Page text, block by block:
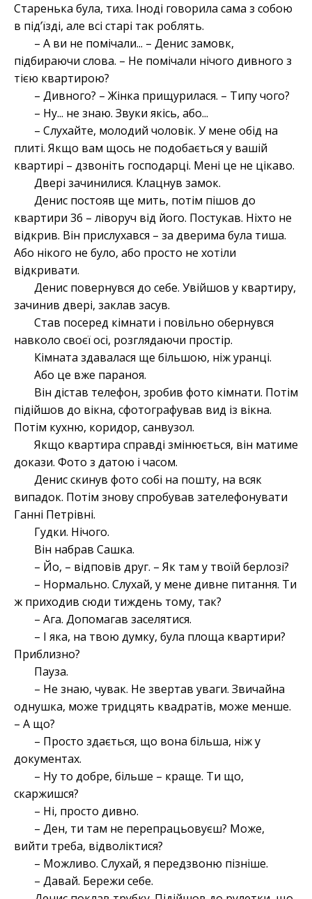
Старенька була, тиха. Іноді говорила сама з собою
в під’їзді, але всі старі так роблять.
– А ви не помічали... – Денис замовк,
підбираючи слова. – Не помічали нічого дивного з
тією квартирою?
– Дивного? – Жінка прищурилася. – Типу чого?
– Ну... не знаю. Звуки якісь, або...
– Слухайте, молодий чоловік. У мене обід на
плиті. Якщо вам щось не подобається у вашій
квартирі – дзвоніть господарці. Мені це не цікаво.
Двері зачинилися. Клацнув замок.
Денис постояв ще мить, потім пішов до
квартири 36 – ліворуч від його. Постукав. Ніхто не
відкрив. Він прислухався – за дверима була тиша.
Або нікого не було, або просто не хотіли
відкривати.
Денис повернувся до себе. Увійшов у квартиру,
зачинив двері, заклав засув.
Став посеред кімнати і повільно обернувся
навколо своєї осі, розглядаючи простір.
Кімната здавалася ще більшою, ніж уранці.
Або це вже параноя.
Він дістав телефон, зробив фото кімнати. Потім
підійшов до вікна, сфотографував вид із вікна.
Потім кухню, коридор, санвузол.
Якщо квартира справді змінюється, він матиме
докази. Фото з датою і часом.
Денис скинув фото собі на пошту, на всяк
випадок. Потім знову спробував зателефонувати
Ганні Петрівні.
Гудки. Нічого.
Він набрав Сашка.
– Йо, – відповів друг. – Як там у твоїй берлозі?
– Нормально. Слухай, у мене дивне питання. Ти
ж приходив сюди тиждень тому, так?
– Ага. Допомагав заселятися.
– І яка, на твою думку, була площа квартири?
Приблизно?
Пауза.
– Не знаю, чувак. Не звертав уваги. Звичайна
однушка, може тридцять квадратів, може менше.
– А що?
– Просто здається, що вона більша, ніж у
документах.
– Ну то добре, більше – краще. Ти що,
скаржишся?
– Ні, просто дивно.
– Ден, ти там не перепрацьовуєш? Може,
вийти треба, відволіктися?
– Можливо. Слухай, я передзвоню пізніше.
– Давай. Бережи себе.